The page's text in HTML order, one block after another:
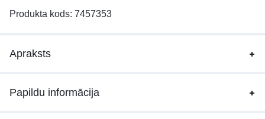
Produkta kods: 7457353
Apraksts
Papildu informācija